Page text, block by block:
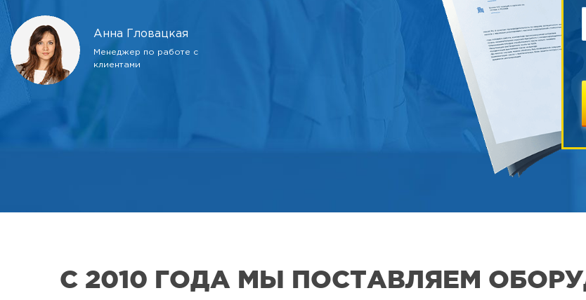
Анна Гловацкая
Менеджер по работе с
клиентами
С 2010 ГОДА МЫ ПОСТАВЛЯЕМ